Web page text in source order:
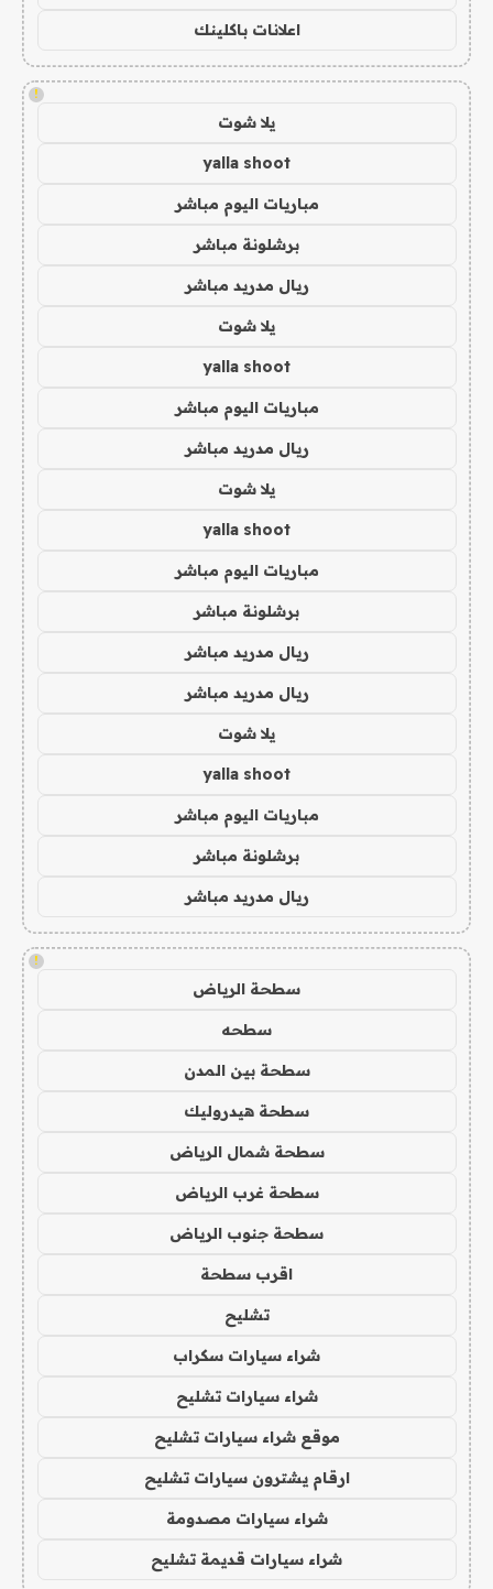
اعلانات باكلينك
!
يلا شوت
yalla shoot
مباريات اليوم مباشر
برشلونة مباشر
ريال مدريد مباشر
يلا شوت
yalla shoot
مباريات اليوم مباشر
ريال مدريد مباشر
يلا شوت
yalla shoot
مباريات اليوم مباشر
برشلونة مباشر
ريال مدريد مباشر
ريال مدريد مباشر
يلا شوت
yalla shoot
مباريات اليوم مباشر
برشلونة مباشر
ريال مدريد مباشر
!
سطحة الرياض
سطحه
سطحة بين المدن
سطحة هيدروليك
سطحة شمال الرياض
سطحة غرب الرياض
سطحة جنوب الرياض
اقرب سطحة
تشليح
شراء سيارات سكراب
شراء سيارات تشليح
موقع شراء سيارات تشليح
ارقام يشترون سيارات تشليح
شراء سيارات مصدومة
شراء سيارات قديمة تشليح